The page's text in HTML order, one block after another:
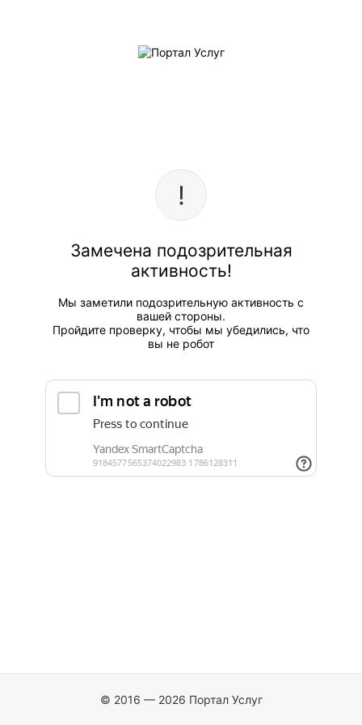
Замечена подозрительная
активность!
Мы заметили подозрительную активность с
вашей стороны.
Пройдите проверку, чтобы мы убедились, что
вы не робот
© 2016 — 2026 Портал Услуг